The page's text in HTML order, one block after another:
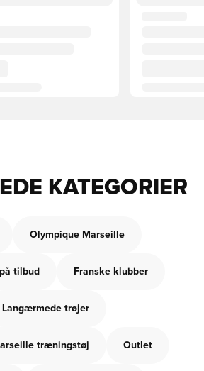
KATEGORIER
Olympique Marseille
tilbud Franske klubber
Langærmede trøjer
træningstøj Outlet